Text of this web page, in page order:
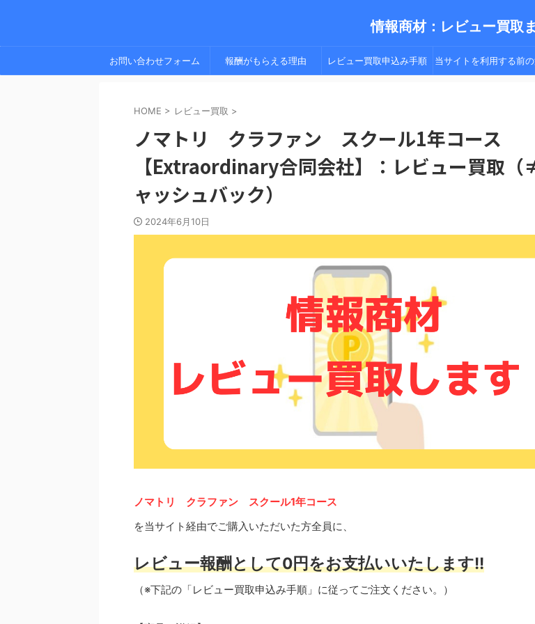
情報商材：レビュー買取
お問い合わせフォーム 報酬がもらえる理由 レビュー買取申込み手順 当サイトを利用する前
HOME > レビュー買取 >
ノマトリ クラファン スクール1年コース
【Extraordinary合同会社】：レビュー買取
ャッシュバック）
2024年6月10日
ノマトリ クラファン スクール1年コース
を当サイト経由でご購入いただいた方全員に、
レビュー報酬として0円をお支払いいたします!!
（※下記の「レビュー買取申込み手順」に従ってご注文ください。）